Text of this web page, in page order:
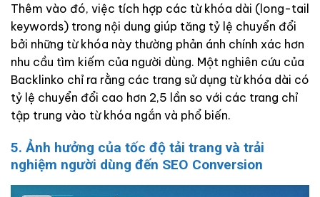
Thêm vào đó, việc tích hợp các từ khóa dài (long-tail
keywords) trong nội dung giúp tăng tỷ lệ chuyển đổi
bởi những từ khóa này thường phản ánh chính xác hơn
nhu cầu tìm kiếm của người dùng. Một nghiên cứu của
Backlinko chỉ ra rằng các trang sử dụng từ khóa dài có
tỷ lệ chuyển đổi cao hơn 2,5 lần so với các trang chỉ
tập trung vào từ khóa ngắn và phổ biến.
5. Ảnh hưởng của tốc độ tải trang và trải
nghiệm người dùng đến SEO Conversion